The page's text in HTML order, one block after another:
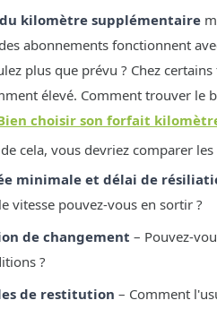
kilomètre supplémentaire
abonnements fonctionnent
plus que prévu ? Chez
élevé. Comment trouver le
choisir son forfait
cela, vous devriez comparer
minimale et délai de
vitesse pouvez-vous en sortir ?
de changement – Pouvez-
?
de restitution – Comment